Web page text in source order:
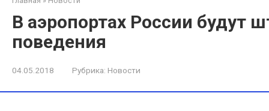
В аэропортах России будут
поведения
04.05.2018 Рубрика: Новости